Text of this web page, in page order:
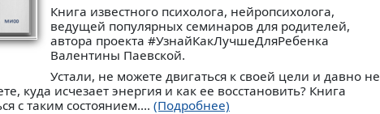
Книга известного психолога, нейропсихолога,
ведущей популярных семинаров для родителей,
автора проекта #УзнайКакЛучшеДляРебенка
Валентины Паевской.
Устали, не можете двигаться к своей цели и давно не
куда исчезает энергия и как ее восстановить? Книга
с таким состоянием.... (Подробнее)